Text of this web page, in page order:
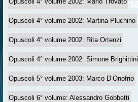
Opuscoli 4° volume 2002: Martina Pluchino
Opuscoli 4° volume 2002: Rita Ortenzi
Opuscoli 4° volume 2002: Simone Brighittini
Opuscoli 5° volume 2003: Marco D’Onofrio
Opuscoli 6° volume: Alessandro Gobbetti